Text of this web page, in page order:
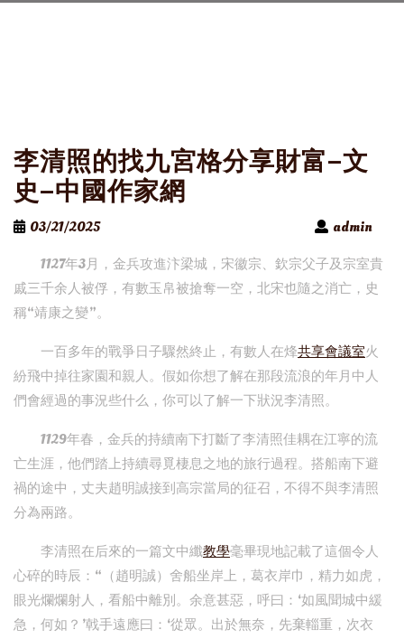
李清照的找九宮格分享財富–文
史–中國作家網
03/21/2025
admin
1127年3月，金兵攻進汴梁城，宋徽宗、欽宗父子及宗室貴
戚三千余人被俘，有數玉帛被搶奪一空，北宋也隨之消亡，史
稱“靖康之變”。
一百多年的戰爭日子驟然終止，有數人在烽共享會議室火
紛飛中掉往家園和親人。假如你想了解在那段流浪的年月中人
們會經過的事況些什么，你可以了解一下狀況李清照。
1129年春，金兵的持續南下打斷了李清照佳耦在江寧的流
亡生涯，他們踏上持續尋覓棲息之地的旅行過程。搭船南下避
禍的途中，丈夫趙明誠接到高宗當局的征召，不得不與李清照
分為兩路。
李清照在后來的一篇文中纖教學毫畢現地記載了這個令人
心碎的時辰：“（趙明誠）舍船坐岸上，葛衣岸巾，精力如虎，
眼光爛爛射人，看船中離別。余意甚惡，呼曰：‘如風聞城中緩
急，何如？’戟手遠應曰：‘從眾。出於無奈，先棄輜重，次衣